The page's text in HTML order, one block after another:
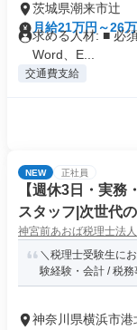
茨城県潮来市辻
月給21万円～26
求める人材: ■ 必
Word、E...
交通費支給
NEW 正社員
【週休3日・実
スタッフ|次世代
神宮前あおば税理士法人
＼税理士受験生に
験経験・会計 / 税務
神奈川県横浜市港